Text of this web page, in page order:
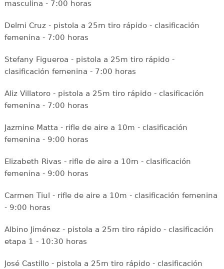
masculina - 7:00 horas
Delmi Cruz - pistola a 25m tiro rápido - clasificación
femenina - 7:00 horas
Stefany Figueroa - pistola a 25m tiro rápido -
clasificación femenina - 7:00 horas
Aliz Villatoro - pistola a 25m tiro rápido - clasificación
femenina - 7:00 horas
Jazmine Matta - rifle de aire a 10m - clasificación
femenina - 9:00 horas
Elizabeth Rivas - rifle de aire a 10m - clasificación
femenina - 9:00 horas
Carmen Tiul - rifle de aire a 10m - clasificación femenina
- 9:00 horas
Albino Jiménez - pistola a 25m tiro rápido - clasificación
etapa 1 - 10:30 horas
José Castillo - pistola a 25m tiro rápido - clasificación